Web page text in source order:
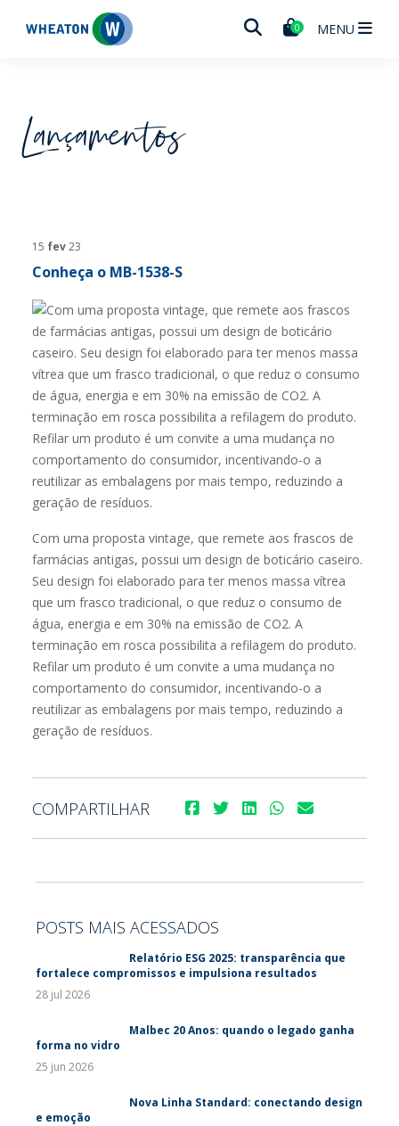
Wheaton 0 MENU
Lançamentos
15 fev23
Conheça o MB-1538-S
Com uma proposta vintage, que remete aos frascos de
farmácias antigas, possui um design de boticário caseiro.
Seu design foi elaborado para ter menos massa vítrea
que um frasco tradicional, o que reduz o consumo de
água, energia e em 30% na emissão de CO2. A
terminação em rosca possibilita a refilagem do produto.
Refilar um produto é um convite a uma mudança no
comportamento do consumidor, incentivando-o a
reutilizar as embalagens por mais tempo, reduzindo a
geração de resíduos.
COMPARTILHAR
POSTS MAIS ACESSADOS
Relatório ESG 2025: transparência que
fortalece compromissos e impulsiona resultados
28 jul 2026
Malbec 20 Anos: quando o legado ganha
forma no vidro
25 jun 2026
Nova Linha Standard: conectando design
e emoção